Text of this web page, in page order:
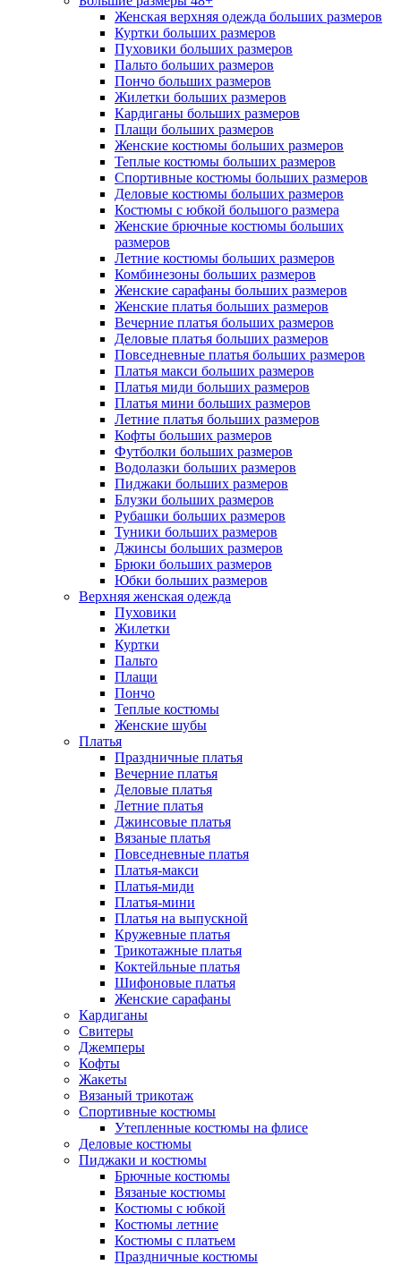
Женская верхняя одежда больших размеров
Куртки больших размеров
Пуховики больших размеров
Пальто больших размеров
Пончо больших размеров
Жилетки больших размеров
Кардиганы больших размеров
Плащи больших размеров
Женские костюмы больших размеров
Теплые костюмы больших размеров
Спортивные костюмы больших размеров
Деловые костюмы больших размеров
Костюмы с юбкой большого размера
Женские брючные костюмы больших
размеров
Летние костюмы больших размеров
Комбинезоны больших размеров
Женские сарафаны больших размеров
Женские платья больших размеров
Вечерние платья больших размеров
Деловые платья больших размеров
Повседневные платья больших размеров
Платья макси больших размеров
Платья миди больших размеров
Платья мини больших размеров
Летние платья больших размеров
Кофты больших размеров
Футболки больших размеров
Водолазки больших размеров
Пиджаки больших размеров
Блузки больших размеров
Рубашки больших размеров
Туники больших размеров
Джинсы больших размеров
Брюки больших размеров
Юбки больших размеров
Верхняя женская одежда
Пуховики
Жилетки
Куртки
Пальто
Плащи
Пончо
Теплые костюмы
Женские шубы
Платья
Праздничные платья
Вечерние платья
Деловые платья
Летние платья
Джинсовые платья
Вязаные платья
Повседневные платья
Платья-макси
Платья-миди
Платья-мини
Платья на выпускной
Кружевные платья
Трикотажные платья
Коктейльные платья
Шифоновые платья
Женские сарафаны
Кардиганы
Свитеры
Джемперы
Кофты
Жакеты
Вязаный трикотаж
Спортивные костюмы
Утепленные костюмы на флисе
Деловые костюмы
Пиджаки и костюмы
Брючные костюмы
Вязаные костюмы
Костюмы с юбкой
Костюмы летние
Костюмы с платьем
Праздничные костюмы